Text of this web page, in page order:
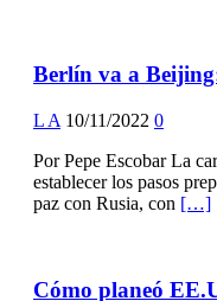
Berlín va a
L A 10/11/2022 0
Por Pepe Escobar La
establecer los pasos
paz con Rusia, con […]
Cómo planeó